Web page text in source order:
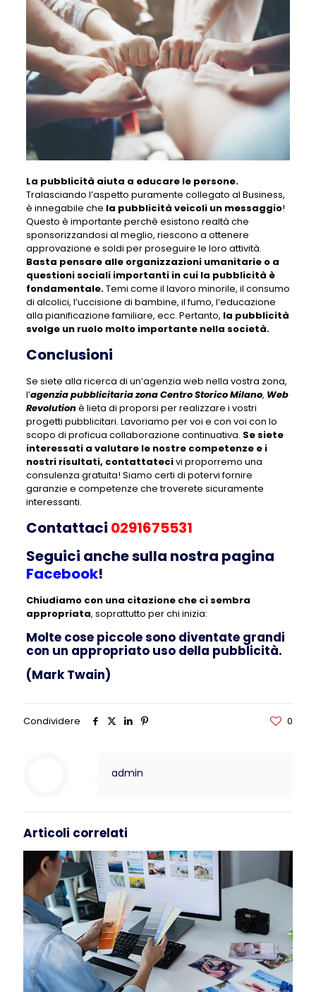
La pubblicità aiuta a educare le persone.
Tralasciando l’aspetto puramente collegato al Business,
è innegabile che la pubblicità veicoli un messaggio!
Questo è importante perchè esistono realtà che
sponsorizzandosi al meglio, riescono a ottenere
approvazione e soldi per proseguire le loro attività.
Basta pensare alle organizzazioni umanitarie o a
questioni sociali importanti in cui la pubblicità è
fondamentale.Temi come il lavoro minorile, il consumo
di alcolici, l’uccisione di bambine, il fumo, l’educazione
alla pianificazione familiare, ecc. Pertanto, la pubblicità
svolge un ruolo molto importante nella società.
Conclusioni
Se siete alla ricerca di un’agenzia web nella vostra zona,
l’agenzia pubblicitaria zona Centro Storico Milano, Web
Revolutionè lieta di proporsi per realizzare i vostri
progetti pubblicitari. Lavoriamo per voi e con voi con lo
scopo di proficua collaborazione continuativa. Se siete
interessati a valutare le nostre competenze e i
nostri risultati, contattatecivi proporremo una
consulenza gratuita! Siamo certi di potervi fornire
garanzie e competenze che troverete sicuramente
interessanti.
Contattaci 0291675531
Seguici anche sulla nostra pagina
Facebook!
Chiudiamo con una citazione che ci sembra
appropriata, soprattutto per chi inizia:
Molte cose piccole sono diventate grandi
con un appropriato uso della pubblicità.
(Mark Twain)
Condividere 0
admin
Articoli correlati